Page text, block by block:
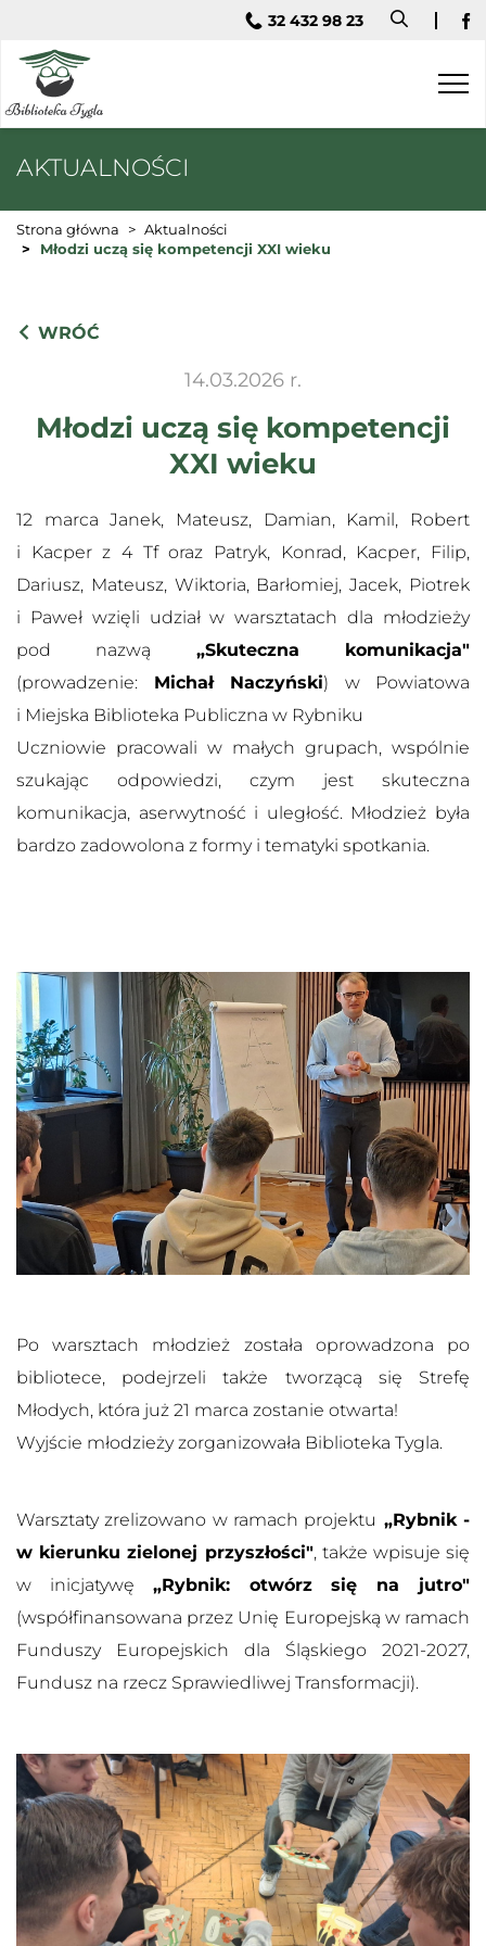
32 432 98 23
AKTUALNOŚCI
Strona główna
Aktualności
Młodzi uczą się kompetencji XXI wieku
WRÓĆ
14.03.2026 r.
Młodzi uczą się kompetencji
XXI wieku
12 marca Janek, Mateusz, Damian, Kamil, Robert
i Kacper z 4 Tf oraz Patryk, Konrad, Kacper, Filip,
Dariusz, Mateusz, Wiktoria, Barłomiej, Jacek, Piotrek
i Paweł wzięli udział w warsztatach dla młodzieży
pod nazwą „Skuteczna komunikacja"
(prowadzenie: Michał Naczyński) w Powiatowa
i Miejska Biblioteka Publiczna w Rybniku
Uczniowie pracowali w małych grupach, wspólnie
szukając odpowiedzi, czym jest skuteczna
komunikacja, aserwytność i uległość. Młodzież była
bardzo zadowolona z formy i tematyki spotkania.
Po warsztach młodzież została oprowadzona po
bibliotece, podejrzeli także tworzącą się Strefę
Młodych, która już 21 marca zostanie otwarta!
Wyjście młodzieży zorganizowała Biblioteka Tygla.
Warsztaty zrelizowano w ramach projektu „Rybnik -
w kierunku zielonej przyszłości", także wpisuje się
w inicjatywę „Rybnik: otwórz się na jutro"
(współfinansowana przez Unię Europejską w ramach
Funduszy Europejskich dla Śląskiego 2021-2027,
Fundusz na rzecz Sprawiedliwej Transformacji).